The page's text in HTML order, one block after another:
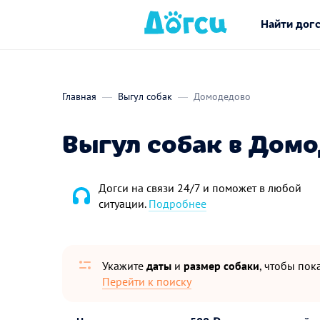
Найти
Главная Выгул собак Домодедово
Выгул собак в
Догси на связи 24/7 и поможет в любой
ситуации. Подробнее
Укажите даты и размер собаки, чтобы
Перейти к поиску